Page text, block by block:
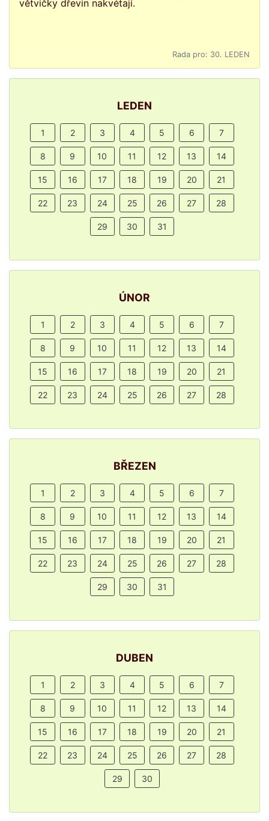
větvičky dřevin nakvétají.
Rada pro: 30. LEDEN
LEDEN
1 2 3 4 5 6 7
8 9 10 11 12 13 14
15 16 17 18 19 20 21
22 23 24 25 26 27 28
29 30 31
ÚNOR
1 2 3 4 5 6 7
8 9 10 11 12 13 14
15 16 17 18 19 20 21
22 23 24 25 26 27 28
BŘEZEN
1 2 3 4 5 6 7
8 9 10 11 12 13 14
15 16 17 18 19 20 21
22 23 24 25 26 27 28
29 30 31
DUBEN
1 2 3 4 5 6 7
8 9 10 11 12 13 14
15 16 17 18 19 20 21
22 23 24 25 26 27 28
29 30